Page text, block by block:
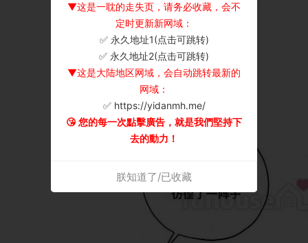
▼这是一耽的走失页，请务必收藏，会不
定时更新新网域：
✅ 永久地址1(点击可跳转)
✅ 永久地址2(点击可跳转)
▼这是大陆地区网域，会自动跳转最新的
网域：
✅ https://yidanmh.me/
😘 您的每一次點擊廣告，就是我們堅持下
去的動力！
朕知道了/已收藏